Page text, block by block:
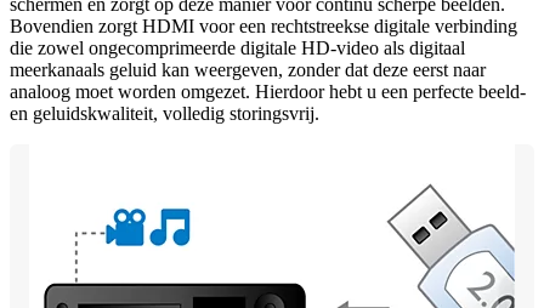
Bovendien zorgt HDMI voor een rechtstreekse digitale verbinding
die zowel ongecomprimeerde digitale HD-video als digitaal
meerkanaals geluid kan weergeven, zonder dat deze eerst naar
analoog moet worden omgezet. Hierdoor hebt u een perfecte beeld-
en geluidskwaliteit, volledig storingsvrij.